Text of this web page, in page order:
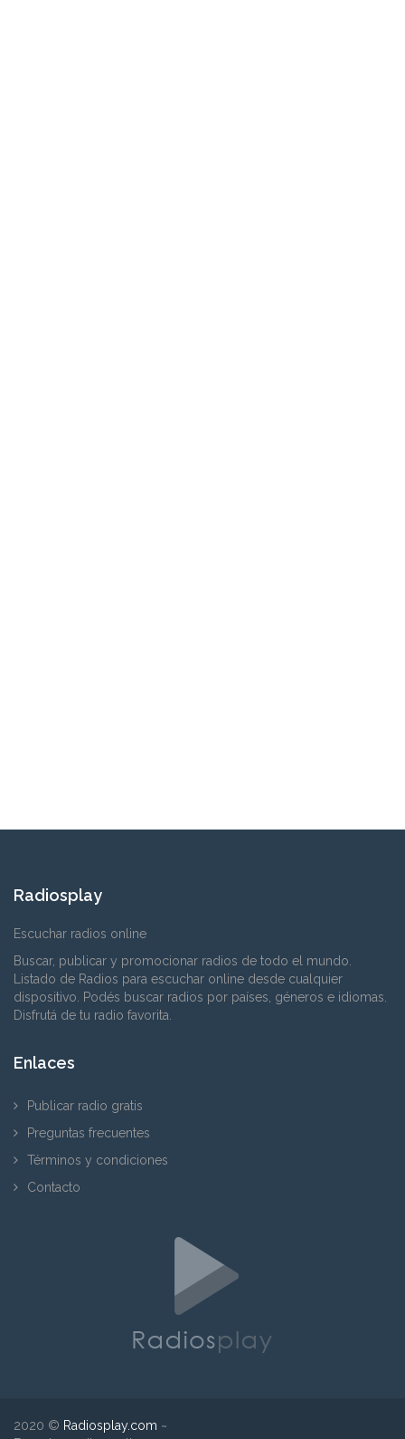
Radiosplay
Escuchar radios online
Buscar, publicar y promocionar radios de todo el mundo.
Listado de Radios para escuchar online desde cualquier
dispositivo. Podés buscar radios por países, géneros e idiomas.
Disfrutá de tu radio favorita.
Enlaces
Publicar radio gratis
Preguntas frecuentes
Términos y condiciones
Contacto
2020 © Radiosplay.com ~